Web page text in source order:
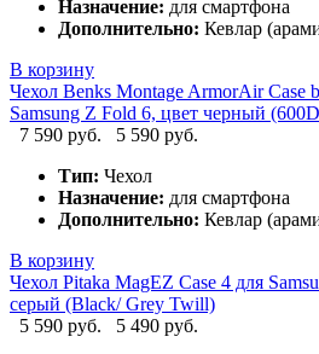
Назначение: для смартфона
Дополнительно: Кевлар
В корзину
Чехол Benks Montage ArmorAir Case
Samsung Z Fold 6, цвет черный
7 590 руб.
5 590 руб.
Тип: Чехол
Назначение: для смартфона
Дополнительно: Кевлар
В корзину
Чехол Pitaka MagEZ Case 4 для
серый (Black/ Grey Twill)
5 590 руб.
5 490 руб.